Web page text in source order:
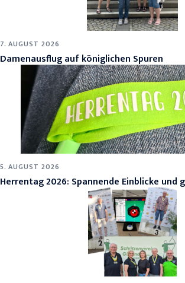
7. AUGUST 2026
Damenausflug auf königlichen Spuren
5. AUGUST 2026
Herrentag 2026: Spannende Einblicke und